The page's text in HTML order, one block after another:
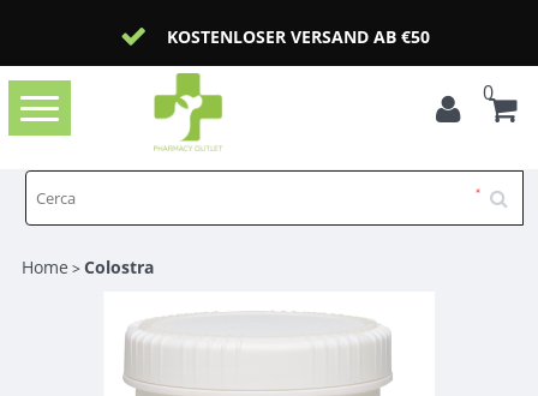
KOSTENLOSER VERSAND AB €50
Toggle
navigation
0
Home >Colostra